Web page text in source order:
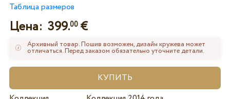
Таблица размеров
Цена: 399.00€
Архивный товар. Пошив возможен, дизайн кружева может
отличаться. Перед заказом обязательно уточните детали.